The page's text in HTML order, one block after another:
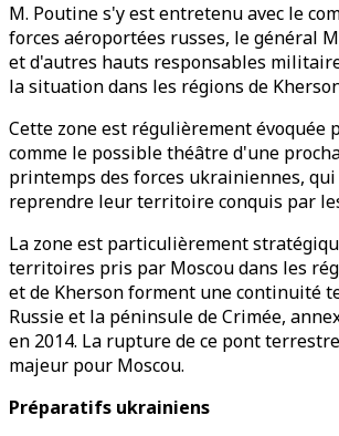
M. Poutine s'y est entretenu avec le
forces aéroportées russes, le général
et d'autres hauts responsables
la situation dans les régions de
Cette zone est régulièrement évoquée
comme le possible théâtre d'une
printemps des forces ukrainiennes,
reprendre leur territoire conquis par
La zone est particulièrement
territoires pris par Moscou dans les
et de Kherson forment une continuité
Russie et la péninsule de Crimée,
en 2014. La rupture de ce pont
majeur pour Moscou.
Préparatifs ukrainiens